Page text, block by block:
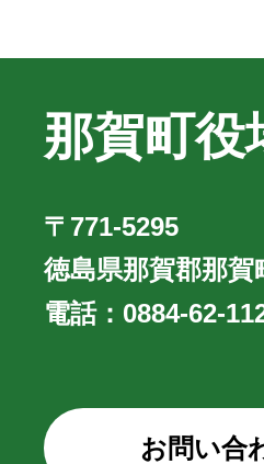
那賀町役
〒771-5295
徳島県那賀郡那賀
電話： 0884-62-
お問い合